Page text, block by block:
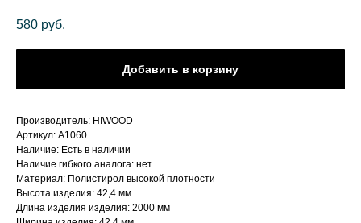
580 руб.
Добавить в корзину
Производитель: HIWOOD
Артикул: A1060
Наличие: Есть в наличии
Наличие гибкого аналога: нет
Материал: Полистирол высокой плотности
Высота изделия: 42,4 мм
Длина изделия изделия: 2000 мм